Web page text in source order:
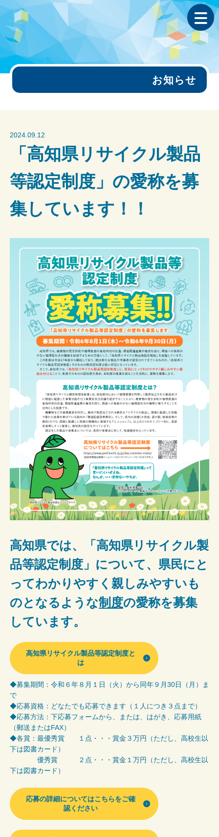
お知らせ
2024.09.12
「高知県リサイクル製品
等認定制度」の愛称を募
集しています！！
高知県では、「高知県リサイクル製
品等認定制度」 について、県民にと
ってわかりやすく親しみやすいも
のとなるような制度の愛称を募集
しています。
高知県リサイクル製品等認定制度と
は
◆募集期間：令和６年８月１日（火）から同年９月30日（月）ま
で
◆応募資格：どなたでも応募できます（１人につき３点まで）
◆応募方法：下応募フォームから、または、はがき、応募用紙
（郵送またはFAX）
◆各賞：最優秀賞 １点・・・賞金３万円（ただし、高校生以
下は図書カード）
優秀賞 ２点・・・賞金１万円（ただし、高校生以
下は図書カード）
応募の詳細についてはこちらをご確
認ください